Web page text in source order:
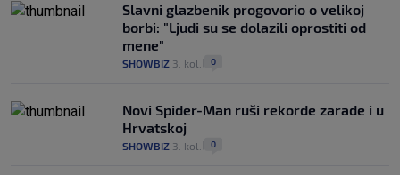
Slavni glazbenik progovorio o velikoj
borbi: "Ljudi su se dolazili oprostiti od
mene"
SHOWBIZ 3. kol. 0
Novi Spider-Man ruši rekorde zarade i u
Hrvatskoj
SHOWBIZ 3. kol. 0